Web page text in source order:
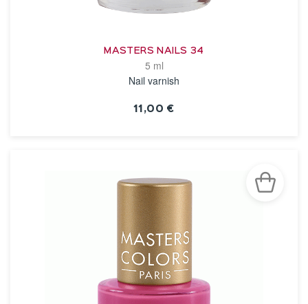
MASTERS NAILS 34
5 ml
Nail varnish
11,00 €